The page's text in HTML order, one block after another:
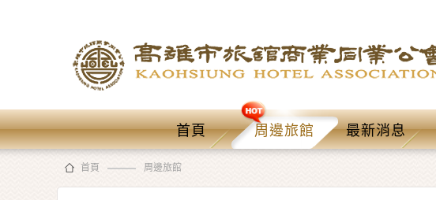
首頁 周邊旅館 最新消息
首頁 周邊旅館